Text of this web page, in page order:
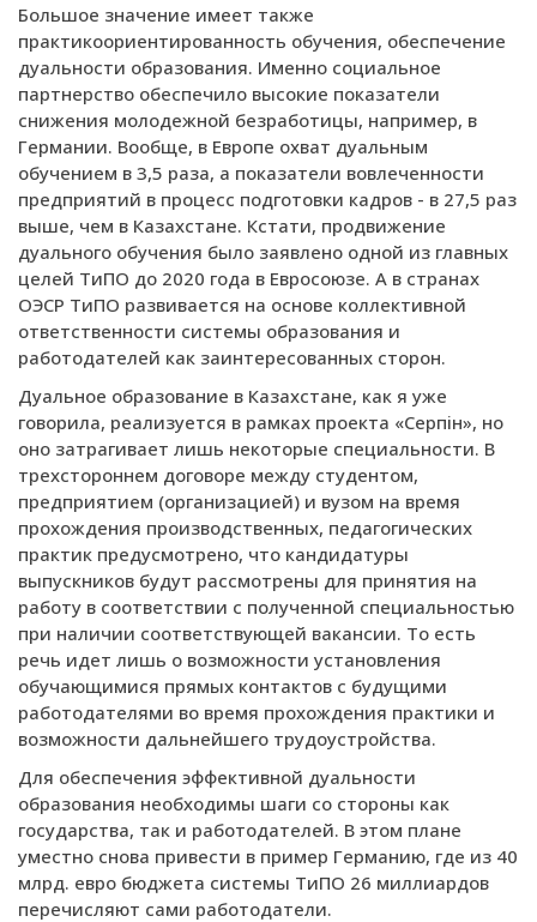
Большое значение имеет также
практикоориентированность обучения, обеспечение
дуальности образования. Именно социальное
партнерство обеспечило высокие показатели
снижения молодежной безработицы, например, в
Германии. Вообще, в Европе охват дуальным
обучением в 3,5 раза, а показатели вовлеченности
предприятий в процесс подготовки кадров - в 27,5 раз
выше, чем в Казахстане. Кстати, продвижение
дуального обучения было заявлено одной из главных
целей ТиПО до 2020 года в Евросоюзе. А в странах
ОЭСР ТиПО развивается на основе коллективной
ответственности системы образования и
работодателей как заинтересованных сторон.
Дуальное образование в Казахстане, как я уже
говорила, реализуется в рамках проекта «Серпiн», но
оно затрагивает лишь некоторые специальности. В
трехстороннем договоре между студентом,
предприятием (организацией) и вузом на время
прохождения производственных, педагогических
практик предусмотрено, что кандидатуры
выпускников будут рассмотрены для принятия на
работу в соответствии с полученной специальностью
при наличии соответствующей вакансии. То есть
речь идет лишь о возможности установления
обучающимися прямых контактов с будущими
работодателями во время прохождения практики и
возможности дальнейшего трудоустройства.
Для обеспечения эффективной дуальности
образования необходимы шаги со стороны как
государства, так и работодателей. В этом плане
уместно снова привести в пример Германию, где из 40
млрд. евро бюджета системы ТиПО 26 миллиардов
перечисляют сами работодатели.